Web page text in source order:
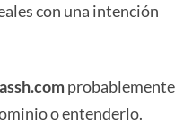
con una intención
probablemente
o entenderlo.